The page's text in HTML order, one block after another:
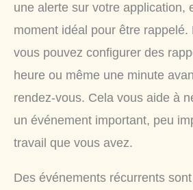
une alerte sur votre application,
moment idéal pour être rappelé.
vous pouvez configurer des
heure ou même une minute
rendez-vous. Cela vous aide à
un événement important, peu
travail que vous avez.
Des événements récurrents